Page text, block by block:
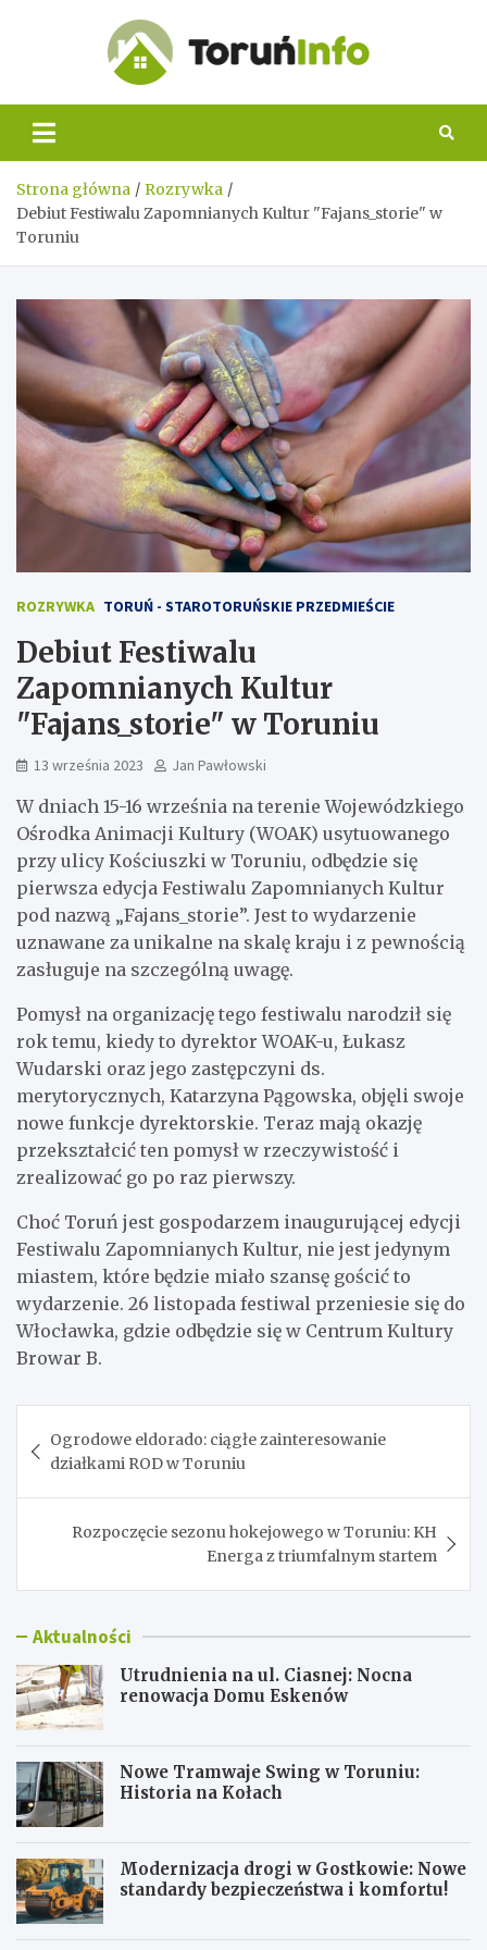
Info
Strona główna
Rozrywka
Debiut Festiwalu Zapomnianych Kultur "Fajans_storie" w
Toruniu
ROZRYWKA TORUŃ - STAROTORUŃSKIE PRZEDMIEŚCIE
Debiut Festiwalu
Zapomnianych Kultur
"Fajans_storie" w Toruniu
13 września 2023 Jan Pawłowski
W dniach 15-16 września na terenie Wojewódzkiego
Ośrodka Animacji Kultury (WOAK) usytuowanego
przy ulicy Kościuszki w Toruniu, odbędzie się
pierwsza edycja Festiwalu Zapomnianych Kultur
pod nazwą „Fajans_storie”. Jest to wydarzenie
uznawane za unikalne na skalę kraju i z pewnością
zasługuje na szczególną uwagę.
Pomysł na organizację tego festiwalu narodził się
rok temu, kiedy to dyrektor WOAK-u, Łukasz
Wudarski oraz jego zastępczyni ds.
merytorycznych, Katarzyna Pągowska, objęli swoje
nowe funkcje dyrektorskie. Teraz mają okazję
przekształcić ten pomysł w rzeczywistość i
zrealizować go po raz pierwszy.
Choć Toruń jest gospodarzem inaugurującej edycji
Festiwalu Zapomnianych Kultur, nie jest jedynym
miastem, które będzie miało szansę gościć to
wydarzenie. 26 listopada festiwal przeniesie się do
Włocławka, gdzie odbędzie się w Centrum Kultury
Browar B.
wpisu
Ogrodowe eldorado: ciągłe zainteresowanie
działkami ROD w Toruniu
Rozpoczęcie sezonu hokejowego w Toruniu: KH
Energa z triumfalnym startem
Aktualności
Utrudnienia na ul. Ciasnej: Nocna
renowacja Domu Eskenów
Nowe Tramwaje Swing w Toruniu:
Historia na Kołach
Modernizacja drogi w Gostkowie: Nowe
standardy bezpieczeństwa i komfortu!